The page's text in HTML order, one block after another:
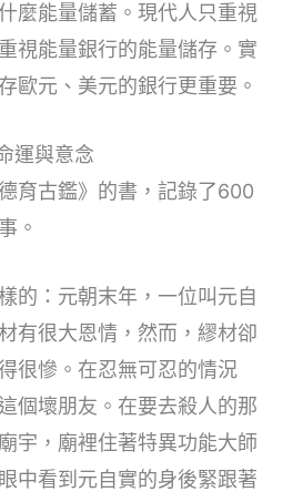
麼能量儲蓄。現代人只重視
視能量銀行的能量儲存。實
歐元、美元的銀行更重要。
運與意念
育古鑑》的書，記錄了600
。
的：元朝末年，一位叫元自
有很大恩情，然而，繆材卻
很慘。在忍無可忍的情況
個壞朋友。在要去殺人的那
宇，廟裡住著特異功能大師
中看到元自實的身後緊跟著